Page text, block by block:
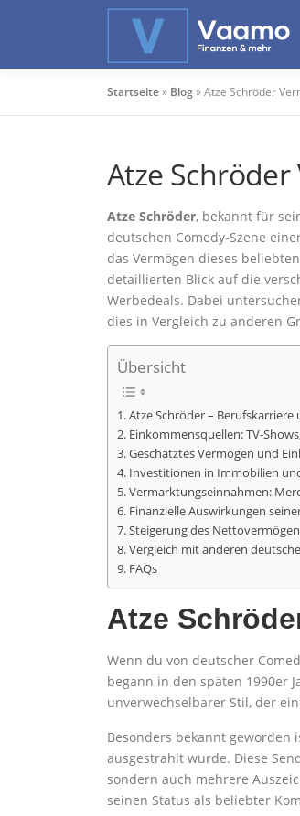
Startseite» Blog»Atze Schröder
Atze
Atze Schröder, bekannt für
deutschen Comedy-Szene
das Vermögen dieses
detaillierten Blick auf die
Werbedeals. Dabei
dies in Vergleich zu anderen
Übersicht
Atze Schröder – Berufskarriere
Einkommensquellen: TV-
Geschätztes Vermögen und
Investitionen in Immobilien
Vermarktungseinnahmen:
Finanzielle Auswirkungen
Steigerung des
Vergleich mit anderen
FAQs
Atze
Wenn du von deutscher
begann in den späten 1990er
unverwechselbarer Stil, der
Besonders bekannt geworden
ausgestrahlt wurde. Diese
sondern auch mehrere
seinen Status als beliebter